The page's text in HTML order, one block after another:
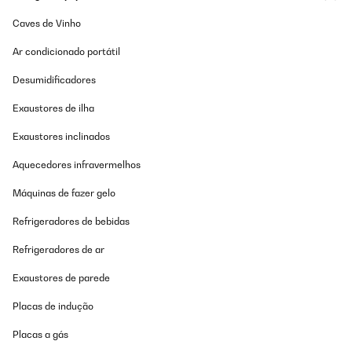
molto pratica e veloce da pulire e cucinare, la cottura molto più
trovargli un difetto. Buon acquisto
Utente Amazon
Amazon-Benutzer
Lo que al poner una sarten u olla de Inducción, se escucha como
Caves de Vinho
Ar condicionado portátil
Desumidificadores
Exaustores de ilha
Exaustores inclinados
Aquecedores infravermelhos
Máquinas de fazer gelo
Refrigeradores de bebidas
Refrigeradores de ar
Exaustores de parede
Placas de indução
Placas a gás